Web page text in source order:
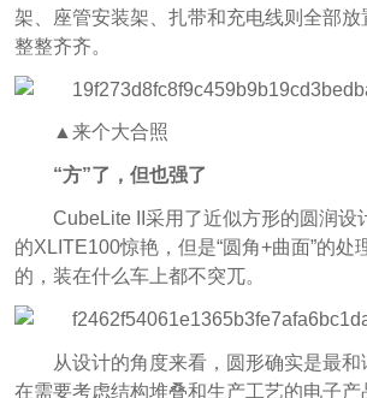
架、座管安装架、扎带和充电线则全部放
整整齐齐。
▲来个大合照
“方”了，但也强了
CubeLite II采用了近似方形的圆润设
的XLITE100惊艳，但是“圆角+曲面”的处
的，装在什么车上都不突兀。
从设计的角度来看，圆形确实是最
在需要考虑结构堆叠和生产工艺的电子产